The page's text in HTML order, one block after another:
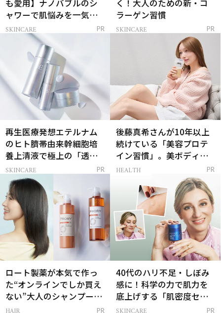
も愛用】ナノバブルのシ
ャワーで肌悩みを一気に
解決
SKINCARE PR
く！大人のための新・コ
ラーゲン習慣
SKINCARE PR
再生医療発想エテルナム
のヒト臍帯由来幹細胞培
養上清液で極上の「透明
感ハリ肌」へ
SKINCARE PR
後藤真希さんが10年以上
続けている「美容プロテ
イン習慣」。美ボディを
支える朝ルーティンと
HEALTH PR
ロート製薬が本気で作っ
た“オンラインでしか買え
ない”大人のシャンプー＆
トリートメントって？
PR
40代のハリ不足・しぼみ
感に！科学の力で肌力を
底上げする「肌密度セラ
ム」
PR